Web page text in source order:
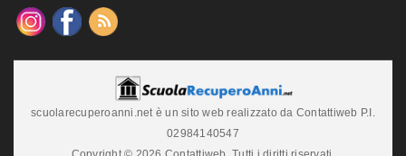
scuolarecuperoanni.net è un sito web realizzato da Contattiweb P.I.
02984140547